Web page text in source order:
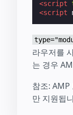
<script
<script
라우저를
는 경우
참조: AMP
만 지원됩